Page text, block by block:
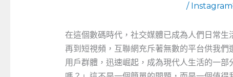
/ Instagram
在這個數碼時代，社交媒體已成為人們日常生
再到短視頻，互聯網充斥著無數的平台供我
用戶群體，迅速崛起，成為現代人生活的一